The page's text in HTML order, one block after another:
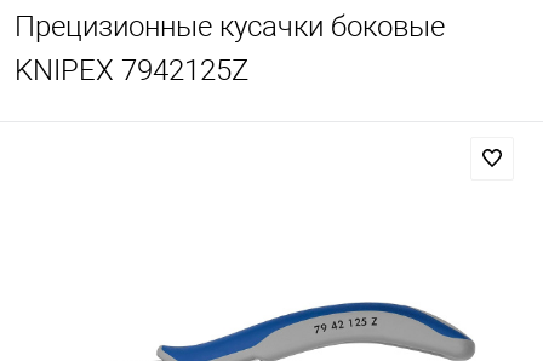
Прецизионные кусачки боковые
KNIPEX 7942125Z